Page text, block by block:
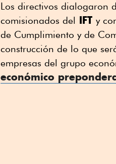
Los directivos dialogaron
comisionados del IFT y
de Cumplimiento y de
construcción de lo que
empresas del grupo
económico